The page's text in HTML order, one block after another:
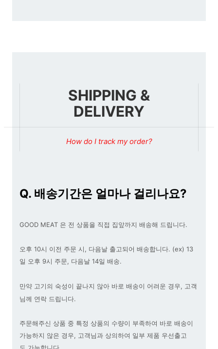
SHIPPING &
DELIVERY
How do I track my order?
Q. 배송기간은 얼마나 걸리나요?
GOOD MEAT 은 전 상품을 직접 집앞까지 배송해 드립니다.
오후 10시 이전 주문 시, 다음날 출고되어 배송합니다. (ex) 13
일 오후 9시 주문, 다음날 14일 배송.
만약 고기의 숙성이 끝나지 않아 바로 배송이 어려운 경우, 고객
님께 연락 드립니다.
주문해주신 상품 중 특정 상품의 수량이 부족하여 바로 배송이
가능하지 않은 경우, 고객님과 상의하여 일부 제품 우선출고